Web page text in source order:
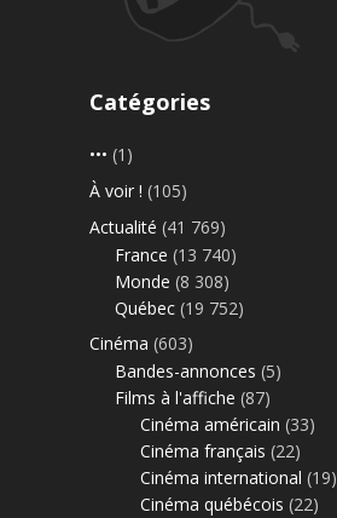
Catégories
••• (1)
À voir ! (105)
Actualité (41 769)
France (13 740)
Monde (8 308)
Québec (19 752)
Cinéma (603)
Bandes-annonces (5)
Films à l'affiche (87)
Cinéma américain (33)
Cinéma français (22)
Cinéma international (19)
Cinéma québécois (22)